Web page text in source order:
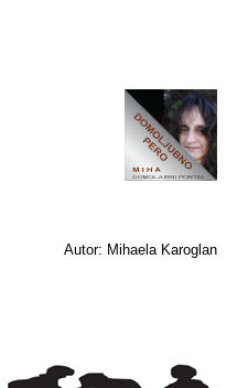
Autor: Mihaela Karoglan